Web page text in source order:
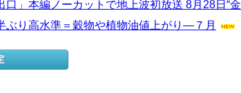
口」本編ノーカットで地上波初放送 8月28日“
ぶり高水準＝穀物や植物油値上がり―７月